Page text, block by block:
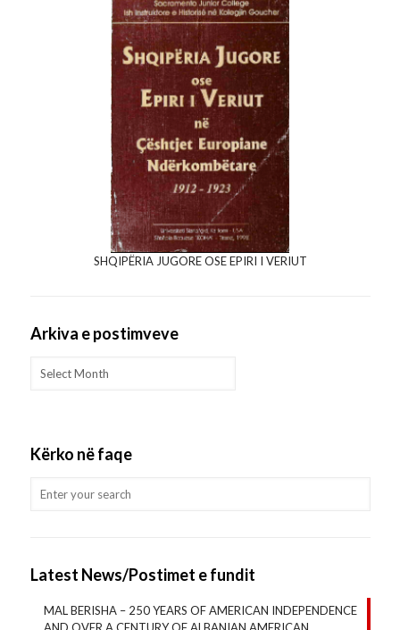
SHQIPËRIA JUGORE OSE EPIRI I VERIUT
Arkiva e postimveve
Kërko në faqe
Latest News/Postimet e fundit
MAL BERISHA – 250 YEARS OF AMERICAN INDEPENDENCE